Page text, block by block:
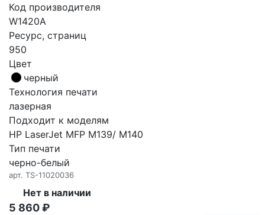
Код производителя
W1420A
Ресурс, страниц
950
Цвет
черный
Технология печати
лазерная
Подходит к моделям
HP LaserJet MFP M139/ M140
Тип печати
черно-белый
арт. TS-11020036
Нет в наличии
5 860₽